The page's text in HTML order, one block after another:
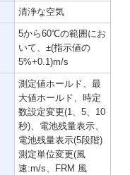
清浄な空気
5から60℃の範囲にお
いて、±(指示値の
5%+0.1)m/s
測定値ホールド、最
大値ホールド、時定
数設定変更(1、5、10
秒)、電池残量表示、
電池残量表示(5段階)
測定単位変更(風
速:m/s、FRM 風